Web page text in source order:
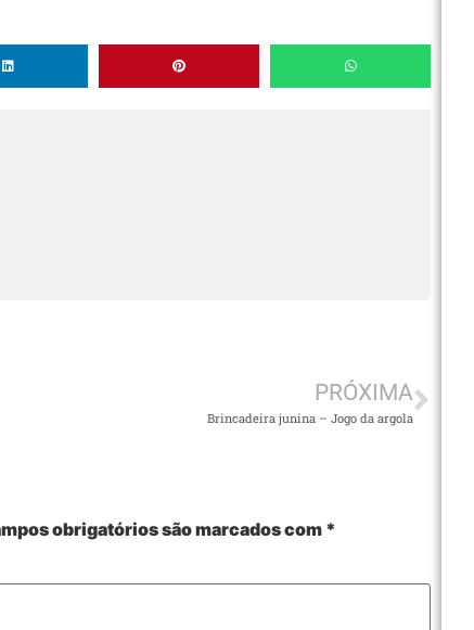
PRÓXIMA
Brincadeira junina – Jogo da argola
obrigatórios são marcados com *